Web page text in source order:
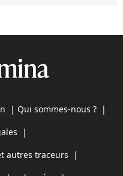
| Qui sommes-nous ? |
|
autres traceurs |